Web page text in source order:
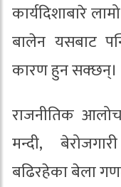
कार्यदिशाबारे
बालेन यसबाट
कारण हुन सक्छन्।
राजनीतिक
मन्दी,
बढिरहेका बेला